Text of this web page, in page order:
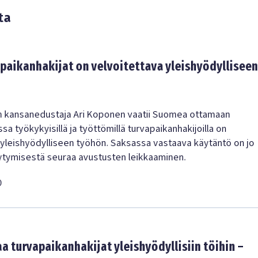
on velvoitettava yleishyödylliseen
Ari Koponen vaatii Suomea ottamaan
työkykyisillä ja työttömillä turvapaikanhakijoilla on
työhön. Saksassa vastaava käytäntö on jo
seuraa avustusten leikkaaminen.
turvapaikanhakijat yleishyödyllisiin töihin –